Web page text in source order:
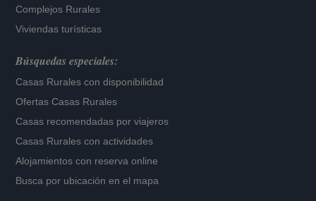
Complejos Rurales
Viviendas turísticas
Búsquedas especiales:
Casas Rurales con disponibilidad
Ofertas Casas Rurales
Casas recomendadas por viajeros
Casas Rurales con actividades
Alojamientos con reserva online
Busca por ubicación en el mapa